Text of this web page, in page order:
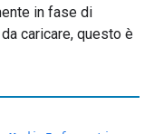
in fase di
caricare, questo è